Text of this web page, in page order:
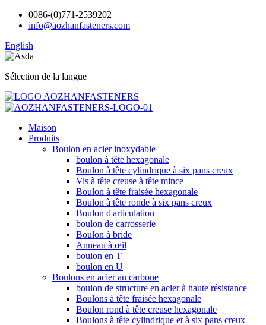
0086-(0)771-2539202
info@aozhanfasteners.com
English
Sélection de la langue
Maison
Produits
Boulon en acier inoxydable
boulon à tête hexagonale
Boulon à tête cylindrique à six pans creux
Vis à tête creuse à tête mince
Boulon à tête fraisée hexagonale
Boulon à tête ronde à six pans creux
Boulon d'articulation
boulon de carrosserie
Boulon à bride
Anneau à œil
boulon en T
boulon en U
Boulons en acier au carbone
boulon de structure en acier à haute résistance
Boulons à tête fraisée hexagonale
Boulon rond à tête creuse hexagonale
Boulons à tête cylindrique et à six pans creux